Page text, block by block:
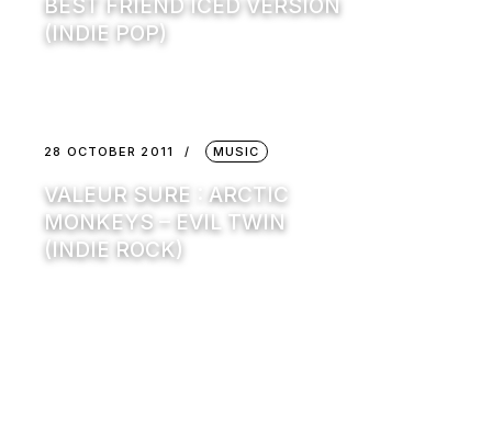
BEST FRIEND ICED VERSION
(INDIE POP)
28 OCTOBER 2011 MUSIC
VALEUR SURE : ARCTIC
MONKEYS – EVIL TWIN
(INDIE ROCK)